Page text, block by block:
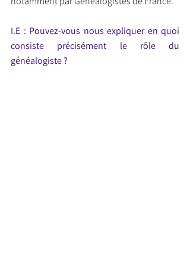
I.E : Pouvez-vous nous expliquer en quoi
consiste précisément le rôle du
généalogiste ?